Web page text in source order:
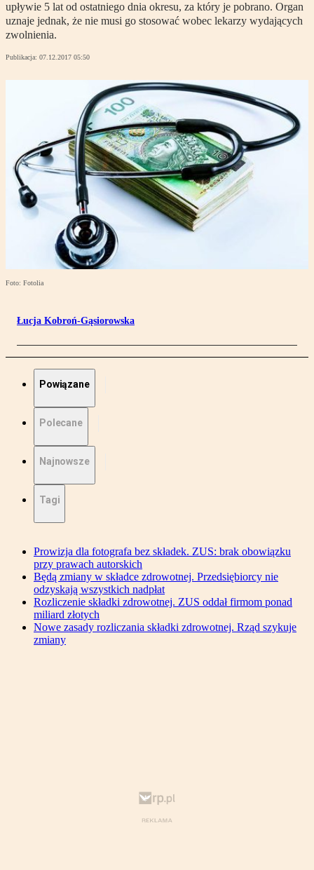
upływie 5 lat od ostatniego dnia okresu, za który je pobrano. Organ
uznaje jednak, że nie musi go stosować wobec lekarzy wydających
zwolnienia.
Publikacja: 07.12.2017 05:50
Foto: Fotolia
Łucja Kobroń-Gąsiorowska
Powiązane
Polecane
Najnowsze
Tagi
Prowizja dla fotografa bez składek. ZUS: brak obowiązku
przy prawach autorskich
Będą zmiany w składce zdrowotnej. Przedsiębiorcy nie
odzyskają wszystkich nadpłat
Rozliczenie składki zdrowotnej. ZUS oddał firmom ponad
miliard złotych
Nowe zasady rozliczania składki zdrowotnej. Rząd szykuje
zmiany